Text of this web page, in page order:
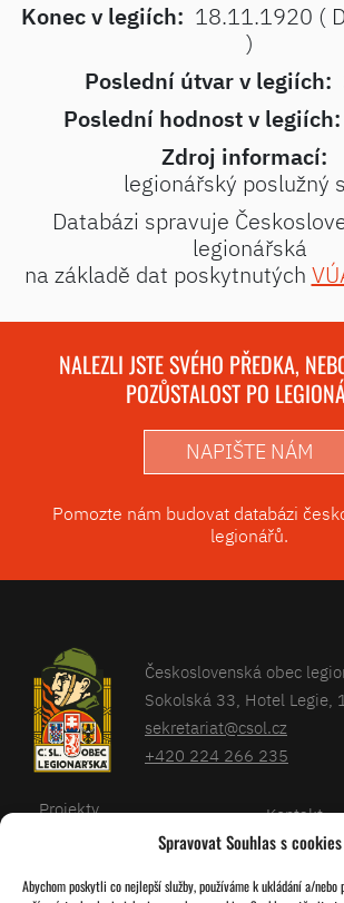
Spravovat Souhlas s cookies
Abychom poskytli co nejlepší služby, používáme k ukládání a/
Konec v legiích: 18.11.1920 (
)
Poslední útvar v legiích:
Poslední hodnost v legiích:
Zdroj informací:
legionářský poslužný
Databázi spravuje
legionářská
na základě dat poskytnutých
NALEZLI JSTE SVÉHO PŘEDKA,
POZŮSTALOST PO
NAPIŠTE NÁM
Pomozte nám budovat databázi
legionářů.
Československá obec
Sokolská 33, Hotel Legie,
sekretariat@csol.cz
+420 224 266 235
Projekty
Kalendář
Kontakt
Databáze
Pro členy